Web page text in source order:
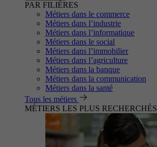
PAR FILIÈRES
Métiers dans le commerce
Métiers dans l’industrie
Métiers dans l’informatique
Métiers dans le social
Métiers dans l’immobilier
Métiers dans l’agriculture
Métiers dans la banque
Métiers dans la communication
Métiers dans la santé
Tous les métiers
MÉTIERS LES PLUS RECHERCHÉS